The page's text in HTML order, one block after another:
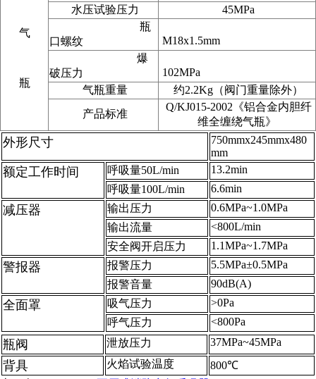
气
瓶
水压试验压力
45MPa
瓶
口螺纹
M18x1.5mm
爆
破压力
102MPa
气瓶重量
约2.2Kg（阀门重量除外）
产品标准
Q/KJ015-2002《铝合金内胆纤
维全缠绕气瓶》
外形尺寸
750mmx245mmx480
mm
额定工作时间 呼吸量50L/min
13.2min
呼吸量100L/min
6.6min
减压器 输出压力
0.6MPa~1.0MPa
输出流量
<800L/min
安全阀开启压力
1.1MPa~1.7MPa
警报器 报警压力
5.5MPa±0.5MPa
报警音量
90dB(A)
全面罩 吸气压力
>0Pa
呼气压力
<800Pa
瓶阀 泄放压力 37MPa~45MPa
背具 火焰试验温度
800℃